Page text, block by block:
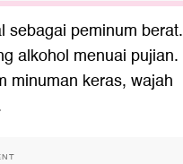
sebagai peminum berat.
alkohol menuai pujian.
minuman keras, wajah